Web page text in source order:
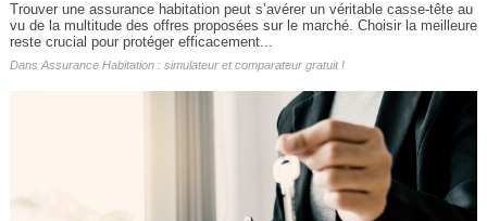
Trouver une assurance habitation peut s’avérer un véritable casse-tête au
vu de la multitude des offres proposées sur le marché. Choisir la meilleure
reste crucial pour protéger efficacement...
Dans Assurance Habitation : simulateur et comparateur gratuit !